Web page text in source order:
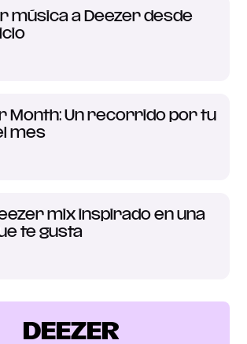
música a Deezer desde
Month: Un recorrido por tu
mes
mix inspirado en una
te gusta
DEEZER